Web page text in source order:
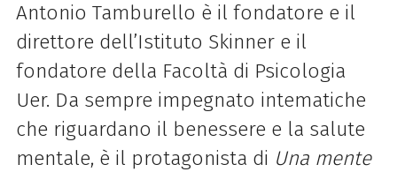
Antonio Tamburello è il fondatore e il
direttore dell’Istituto Skinner e il
fondatore della Facoltà di Psicologia
Uer. Da sempre impegnato intematiche
che riguardano il benessere e la salute
mentale, è il protagonista di Una mente